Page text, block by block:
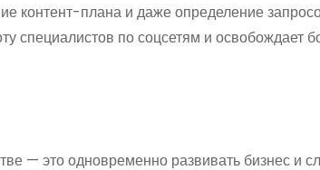
контент-плана и даже определение
специалистов по соцсетям и освобождает
— это одновременно развивать бизнес и